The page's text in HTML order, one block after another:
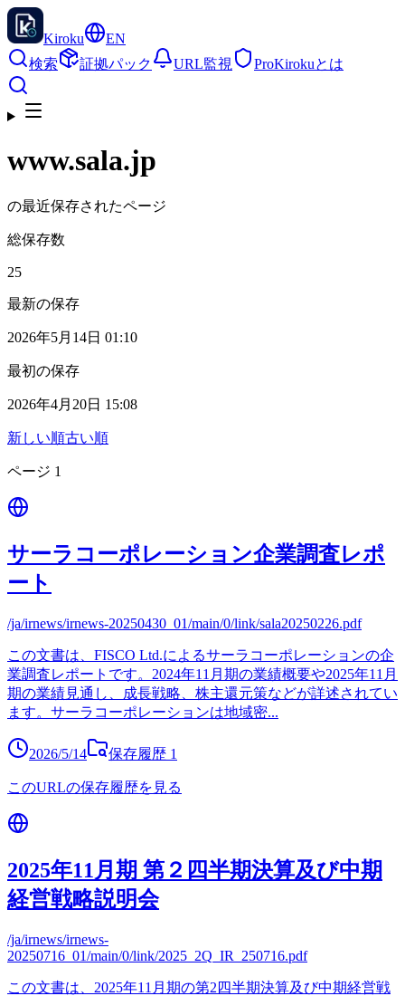
Kiroku
EN
検索
証拠パック URL監視 ProKirokuとは
www.sala.jp
の最近保存されたページ
総保存数
25
最新の保存
2026年5月14日 01:10
最初の保存
2026年4月20日 15:08
新しい順古い順
ページ 1
サーラコーポレーション企業調査レポ
ート
/ja/irnews/irnews-20250430_01/main/0/link/sala20250226.pdf
この文書は、FISCO Ltd.によるサーラコーポレーションの企
業調査レポートです。2024年11月期の業績概要や2025年11月
期の業績見通し、成長戦略、株主還元策などが詳述されてい
ます。サーラコーポレーションは地域密...
2026/5/14 保存履歴 1
このURLの保存履歴を見る
2025年11月期 第２四半期決算及び中期
経営戦略説明会
/ja/irnews/irnews-
20250716_01/main/0/link/2025_2Q_IR_250716.pdf
この文書は、2025年11月期の第2四半期決算及び中期経営戦